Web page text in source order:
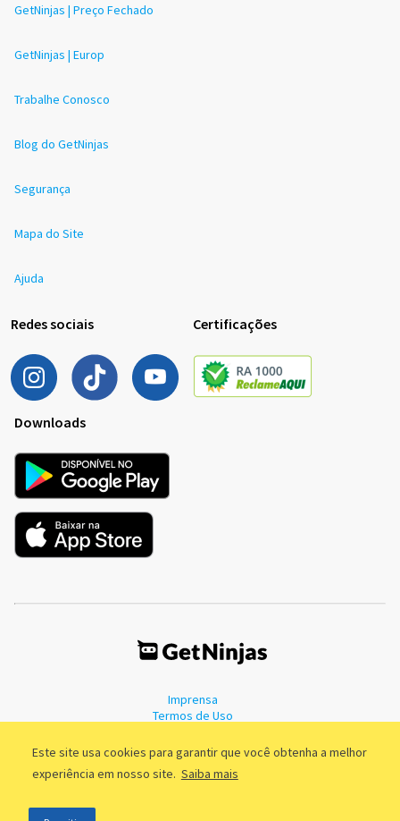
Este site usa cookies para garantir que você obtenha a melhor
experiência em nosso site. Saiba mais
GetNinjas | Preço Fechado
GetNinjas | Europ
Trabalhe Conosco
Blog do GetNinjas
Segurança
Mapa do Site
Ajuda
Redes sociais Certificações
Downloads
Imprensa
Termos de Uso
©2011 - 2026, GetNinjas LTDA. CNPJ 55.744.877/0001-89 - Rua Dr.